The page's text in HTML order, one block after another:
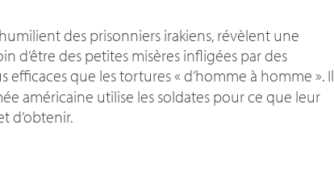
des prisonniers irakiens, révèlent une
d’être des petites misères infligées par des
efficaces que les tortures « d’homme à homme ». Il
américaine utilise les soldates pour ce que leur
d’obtenir.